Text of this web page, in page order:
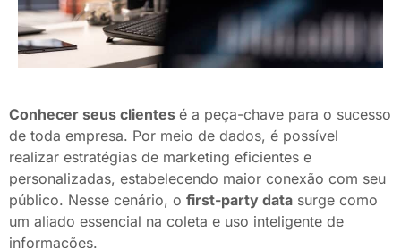
Conhecer seus clientes é a peça-chave para o sucesso
de toda empresa. Por meio de dados, é possível
realizar estratégias de marketing eficientes e
personalizadas, estabelecendo maior conexão com seu
público. Nesse cenário, o first-party data surge como
um aliado essencial na coleta e uso inteligente de
informações.